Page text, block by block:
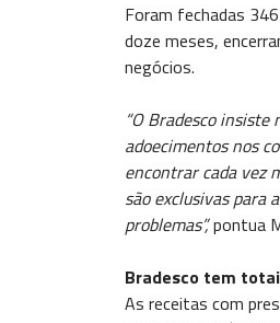
Foram fechadas
doze meses,
negócios.
“O Bradesco
adoecimentos nos
encontrar cada vez
são exclusivas para
problemas”,pontua
Bradesco tem
As receitas com